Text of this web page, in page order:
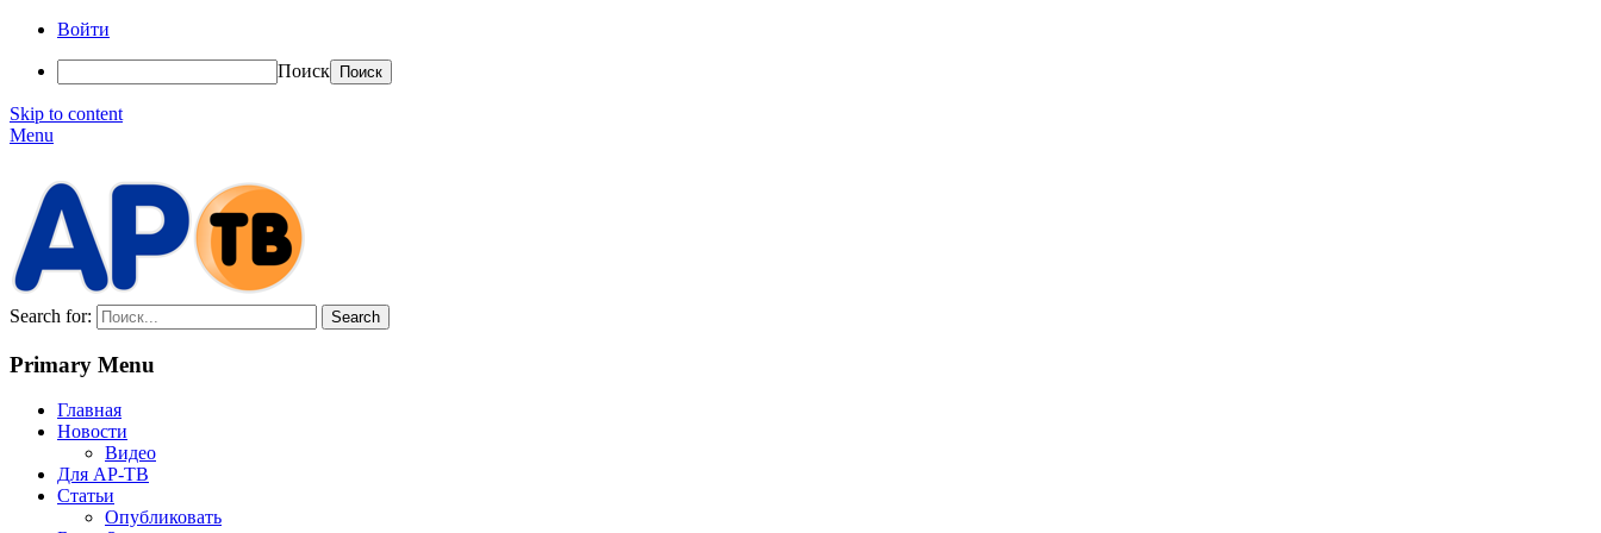
Войти
Поиск
Skip to content
Menu
Search for:
Primary Menu
Главная
Новости
Видео
Для АР-ТВ
Статьи
Опубликовать